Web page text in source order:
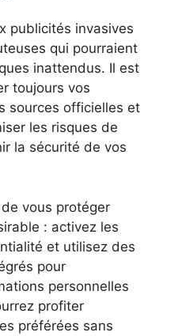
publicités invasives
qui pourraient
inattendus. Il est
toujours vos
sources officielles et
les risques de
la sécurité de vos
de vous protéger
: activez les
et utilisez des
pour
personnelles
profiter
préférées sans